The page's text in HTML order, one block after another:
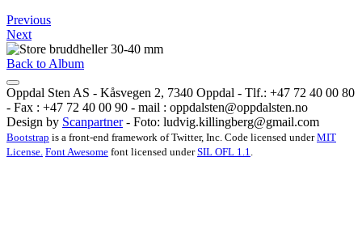
Previous
Next
Back to Album
Oppdal Sten AS - Kåsvegen 2, 7340 Oppdal - Tlf.: +47 72 40 00 80
- Fax : +47 72 40 00 90 - mail : oppdalsten@oppdalsten.no
Design by Scanpartner- Foto: ludvig.killingberg@gmail.com
Bootstrap is a front-end framework of Twitter, Inc. Code licensed underMIT
License. Font Awesome font licensed underSIL OFL 1.1.